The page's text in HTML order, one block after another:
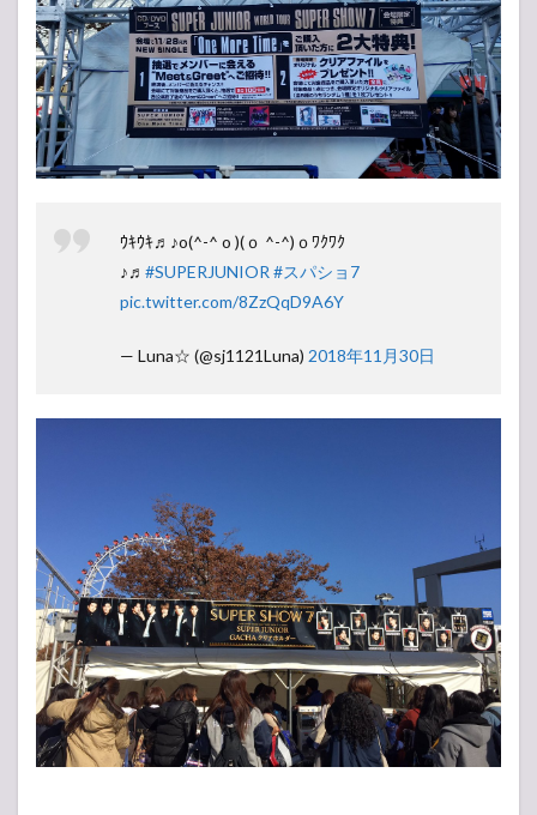
ｳｷｳｷ♬♪o(^-^ o )(ｏ ^-^)ｏﾜｸﾜｸ
♪♬ #SUPERJUNIOR #スパショ7
pic.twitter.com/8ZzQqD9A6Y
— Luna☆ (@sj1121Luna) 2018年11月30日